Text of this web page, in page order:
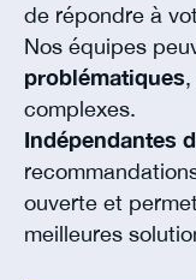
de répondre à
Nos équipes
problématiques
complexes.
Indépendantes
ouverte et
meilleures